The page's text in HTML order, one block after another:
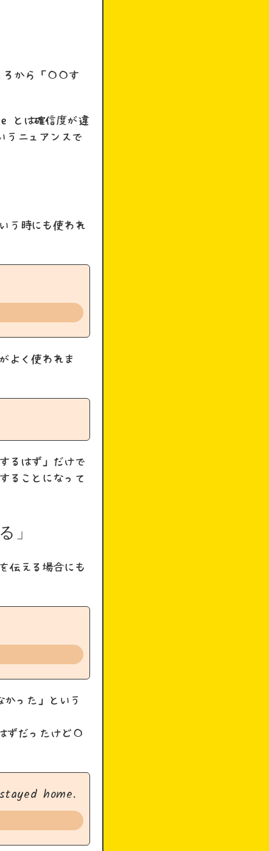
から「〇〇す
とは確信度が違
うニュアンスで
う時にも使われ
よく使われま
るはず」だけで
ることになって
」
伝える場合にも
った」という
ずだったけど〇
home.